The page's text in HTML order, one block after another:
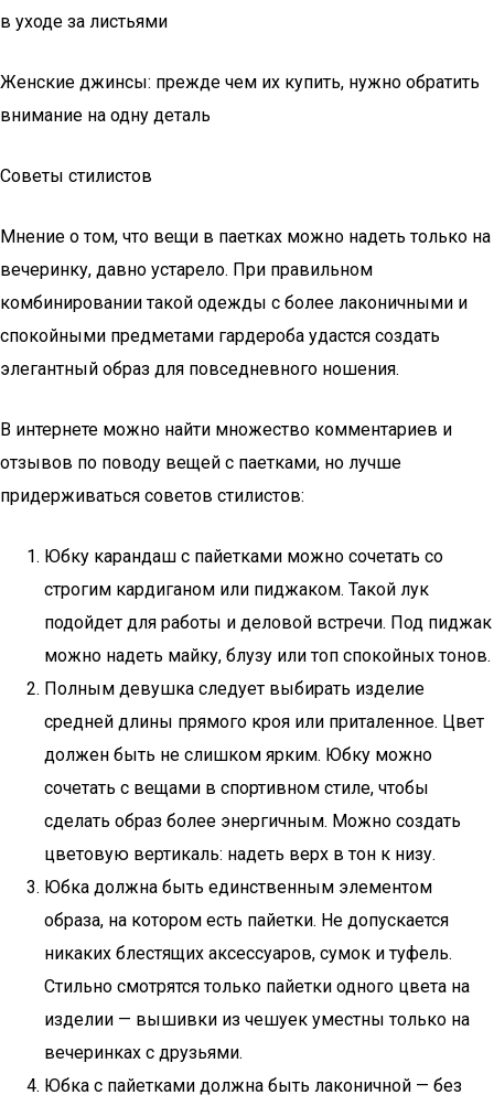
в уходе за листьями
Женские джинсы: прежде чем их купить, нужно обратить
внимание на одну деталь
Советы стилистов
Мнение о том, что вещи в паетках можно надеть только на
вечеринку, давно устарело. При правильном
комбинировании такой одежды с более лаконичными и
спокойными предметами гардероба удастся создать
элегантный образ для повседневного ношения.
В интернете можно найти множество комментариев и
отзывов по поводу вещей с паетками, но лучше
придерживаться советов стилистов:
Юбку карандаш с пайетками можно сочетать со
строгим кардиганом или пиджаком. Такой лук
подойдет для работы и деловой встречи. Под пиджак
можно надеть майку, блузу или топ спокойных тонов.
Полным девушка следует выбирать изделие
средней длины прямого кроя или приталенное. Цвет
должен быть не слишком ярким. Юбку можно
сочетать с вещами в спортивном стиле, чтобы
сделать образ более энергичным. Можно создать
цветовую вертикаль: надеть верх в тон к низу.
Юбка должна быть единственным элементом
образа, на котором есть пайетки. Не допускается
никаких блестящих аксессуаров, сумок и туфель.
Стильно смотрятся только пайетки одного цвета на
изделии — вышивки из чешуек уместны только на
вечеринках с друзьями.
Юбка с пайетками должна быть лаконичной — без